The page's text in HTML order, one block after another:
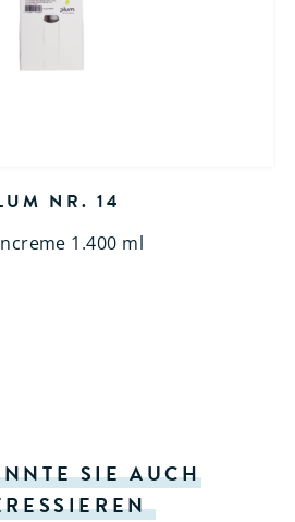
NR. 14
1.400 ml
SIE AUCH